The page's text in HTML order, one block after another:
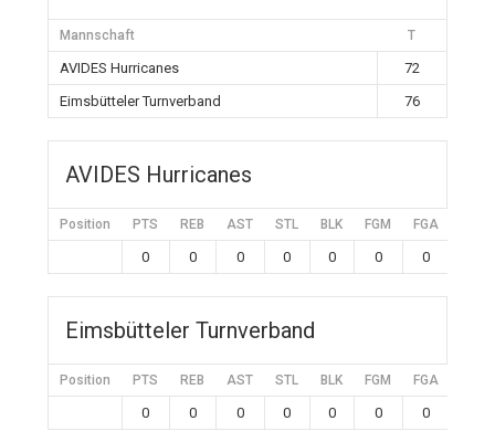
Mannschaft T
AVIDES Hurricanes
72
Eimsbütteler Turnverband
76
AVIDES Hurricanes
Position PTS REB AST STL BLK FGM FGA
0 0 0 0 0 0 0
Eimsbütteler Turnverband
Position PTS REB AST STL BLK FGM FGA
0 0 0 0 0 0 0